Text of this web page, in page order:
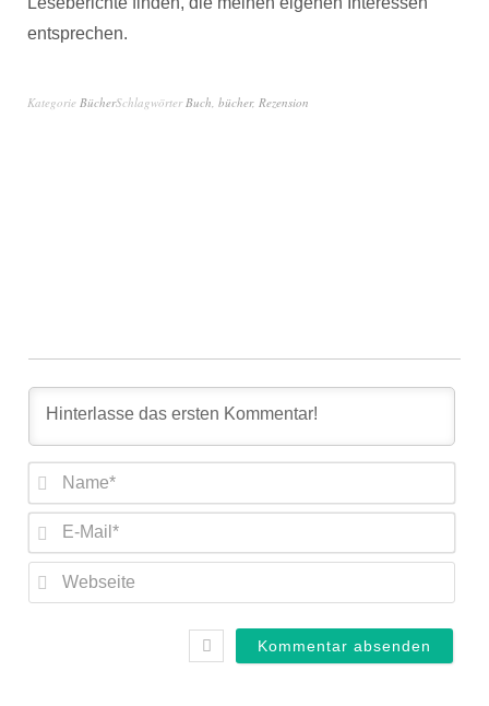
entsprechen.
Kategorie BücherSchlagwörterBuch, bücher, Rezension